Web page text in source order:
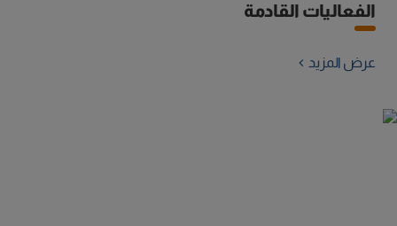
الفعاليات القادمة
عرض المزيد